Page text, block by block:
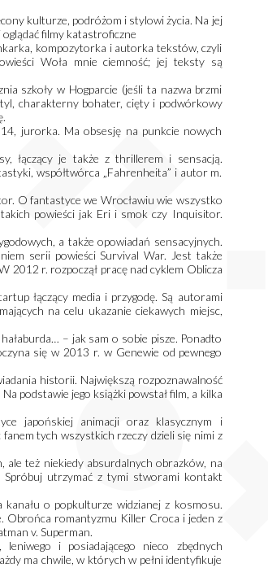
kulturze, podróżom i stylowi życia. Na jej
oglądać filmy katastroficzne
kompozytorka i autorka tekstów, czyli
Woła mnie ciemność; jej teksty są
szkoły w Hogparcie (jeśli ta nazwa brzmi
charakterny bohater, cięty i podwórkowy
jurorka. Ma obsesję na punkcie nowych
łączący je także z thrillerem i sensacją.
współtwórca „Fahrenheita” i autor m.
O fantastyce we Wrocławiu wie wszystko
powieści jak Eri i smok czy Inquisitor.
a także opowiadań sensacyjnych.
serii powieści Survival War. Jest także
2012 r. rozpoczął pracę nad cyklem Oblicza
łączący media i przygodę. Są autorami
na celu ukazanie ciekawych miejsc,
– jak sam o sobie pisze. Ponadto
się w 2013 r. w Genewie od pewnego
historii. Największą rozpoznawalność
Na podstawie jego książki powstał film, a kilka
japońskiej animacji oraz klasycznym i
tych wszystkich rzeczy dzieli się nimi z
też niekiedy absurdalnych obrazków, na
utrzymać z tymi stworami kontakt
o popkulturze widzianej z kosmosu.
Obrońca romantyzmu Killer Croca i jeden z
v. Superman.
i posiadającego nieco zbędnych
ma chwile, w których w pełni identyfikuje